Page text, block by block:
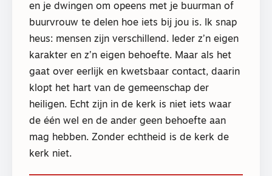
en je dwingen om opeens met je buurman of
buurvrouw te delen hoe iets bij jou is. Ik snap
heus: mensen zijn verschillend. Ieder z’n eigen
karakter en z’n eigen behoefte. Maar als het
gaat over eerlijk en kwetsbaar contact, daarin
klopt het hart van de gemeenschap der
heiligen. Echt zijn in de kerk is niet iets waar
de één wel en de ander geen behoefte aan
mag hebben. Zonder echtheid is de kerk de
kerk niet.